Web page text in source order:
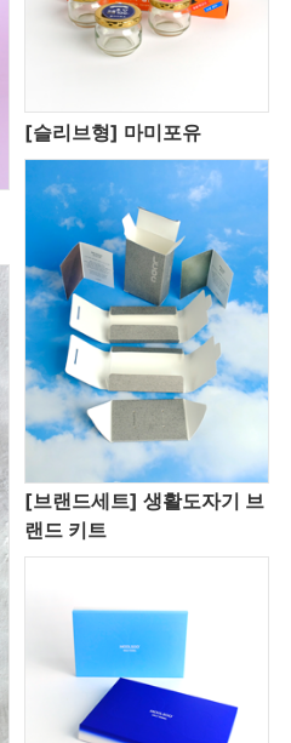
[슬리브형] 마미포유
[브랜드세트] 생활도자기 브
랜드 키트